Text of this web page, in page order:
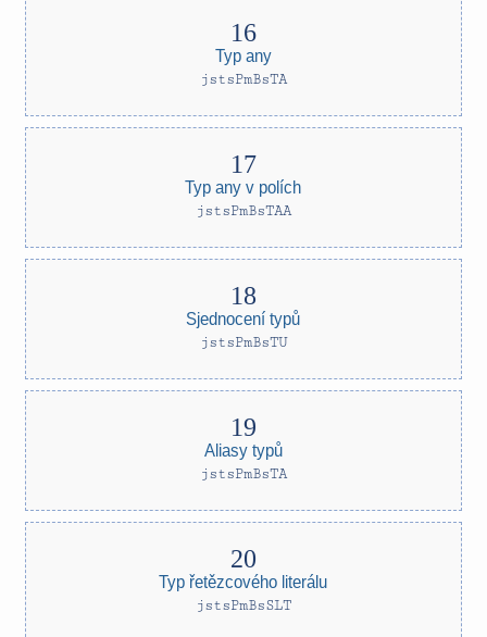
Typ any
jstsPmBsTA
Typ any v polích
jstsPmBsTAA
Sjednocení typů
jstsPmBsTU
Aliasy typů
jstsPmBsTA
Typ řetězcového literálu
jstsPmBsSLT